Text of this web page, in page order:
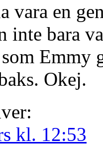
vara en
inte bara
Emmy
Okej.
kl. 12:53